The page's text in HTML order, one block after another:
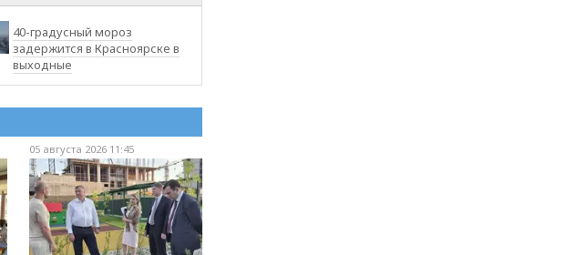
40-градусный мороз
задержится в Красноярске в
выходные
05 августа 2026 11:45